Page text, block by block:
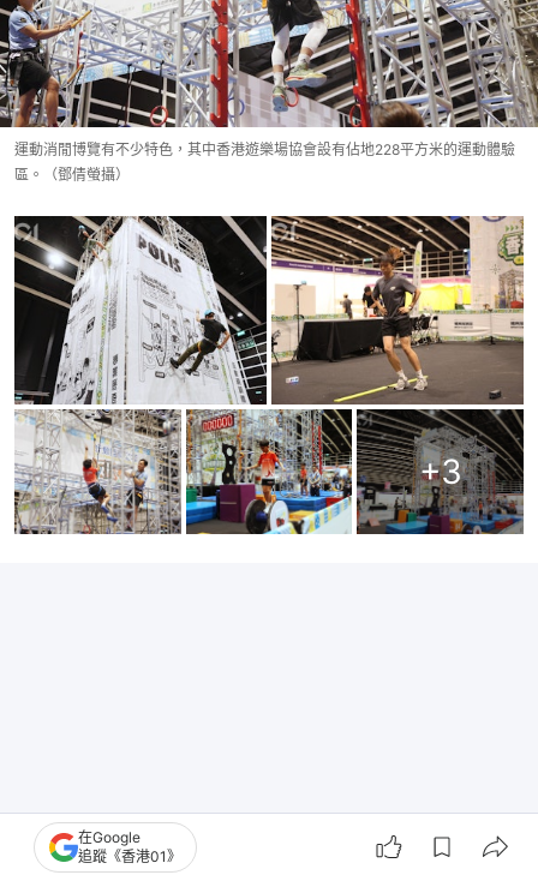
運動消閒博覽有不少特色，其中香港遊樂場協會設有佔地228平方米的運動體驗
區。（鄧倩螢攝）
+3
在Google
追蹤《香港01》